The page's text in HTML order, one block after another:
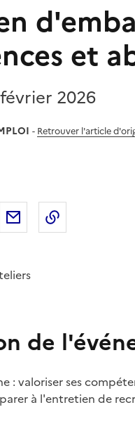
et
2026
- Retrouver l'article
Facebook
sur X
l'article sur
Partager l'article
de
: valoriser ses
à l'entretien de